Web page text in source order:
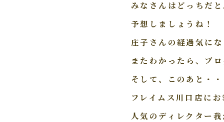
みなさんはどっちだ
予想しましょうね！
庄子さんの経過気に
またわかったら、ブ
そして、このあと・
フレイムス川口店に
人気のディレクター